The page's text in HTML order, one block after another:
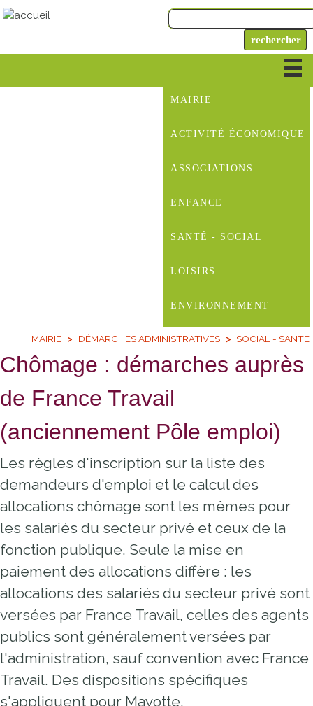
MAIRIE
ACTIVITÉ ÉCONOMIQUE
ASSOCIATIONS
ENFANCE
SANTÉ - SOCIAL
LOISIRS
ENVIRONNEMENT
MAIRIE DÉMARCHES ADMINISTRATIVES SOCIAL - SANTÉ
Chômage : démarches auprès
de France Travail
(anciennement Pôle emploi)
Les règles d'inscription sur la liste des
demandeurs d'emploi et le calcul des
allocations chômage sont les mêmes pour
les salariés du secteur privé et ceux de la
fonction publique. Seule la mise en
paiement des allocations diffère : les
allocations des salariés du secteur privé sont
versées par France Travail, celles des agents
publics sont généralement versées par
l'administration, sauf convention avec France
Travail. Des dispositions spécifiques
s'appliquent pour Mayotte.